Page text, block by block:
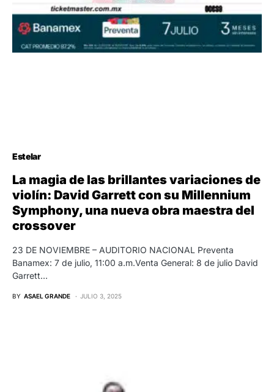
Estelar
La magia de las brillantes variaciones de
violín: David Garrett con su Millennium
Symphony, una nueva obra maestra del
crossover
23 DE NOVIEMBRE – AUDITORIO NACIONAL Preventa
Banamex: 7 de julio, 11:00 a.m.Venta General: 8 de julio David
Garrett…
BY ASAEL GRANDE JULIO 3, 2025